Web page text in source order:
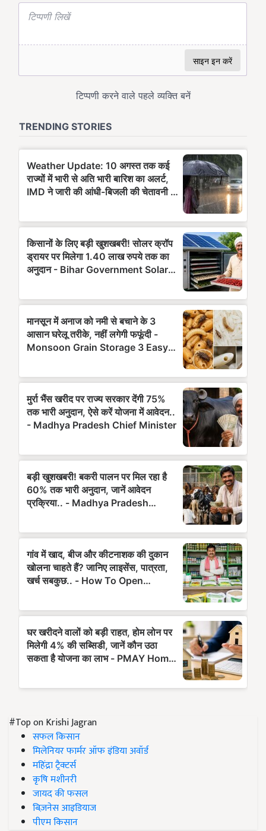
#Top on Krishi Jagran
सफल किसान
मिलेनियर फार्मर ऑफ इंडिया अवॉर्ड
महिंद्रा ट्रैक्टर्स
कृषि मशीनरी
जायद की फसल
बिज़नेस आइडियाज
पीएम किसान